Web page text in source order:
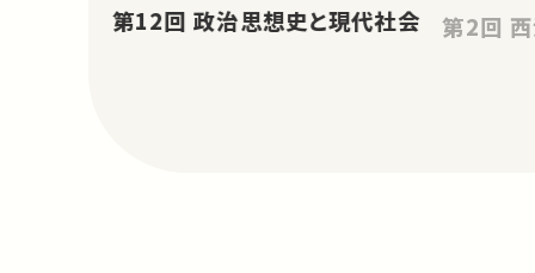
第12回 政治思想史と現代社会 第